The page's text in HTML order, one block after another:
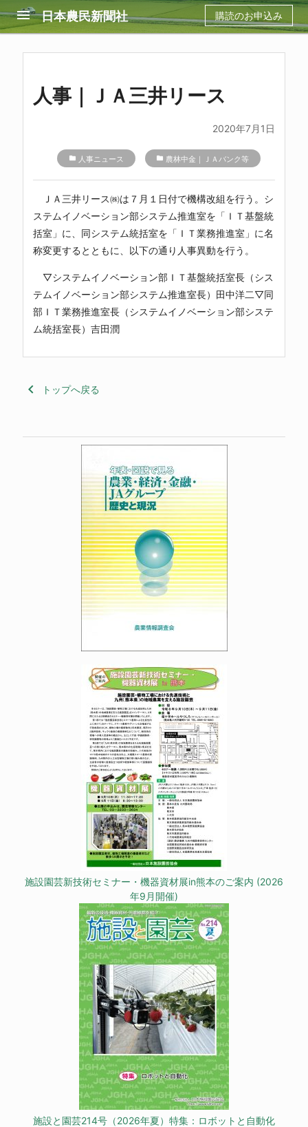
menu 日本農民新聞社 購読のお申込み
人事｜ＪＡ三井リース
2020年7月1日
folder 人事ニュース folder 農林中金｜ＪＡバンク等
ＪＡ三井リース㈱は７月１日付で機構改組を行う。シ
ステムイノベーション部システム推進室を「ＩＴ基盤統
括室」に、同システム統括室を「ＩＴ業務推進室」に名
称変更するとともに、以下の通り人事異動を行う。
▽システムイノベーション部ＩＴ基盤統括室長（シス
テムイノベーション部システム推進室長）田中洋二▽同
部ＩＴ業務推進室長（システムイノベーション部システ
ム統括室長）吉田潤
keyboard_arrow_left トップへ戻る
施設園芸新技術セミナー・機器資材展in熊本のご案内 (2026
年9月開催)
施設と園芸214号（2026年夏）特集：ロボットと自動化